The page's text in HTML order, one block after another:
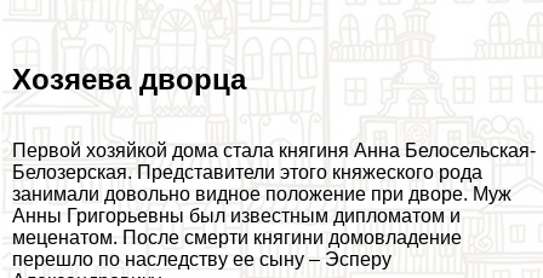
Хозяева дворца
Первой хозяйкой дома стала княгиня Анна Белосельская-
Белозерская. Представители этого княжеского рода
занимали довольно видное положение при дворе. Муж
Анны Григорьевны был известным дипломатом и
меценатом. После cмepти княгини домовладение
перешло по наследству ее сыну – Эсперу